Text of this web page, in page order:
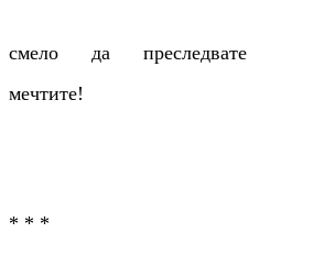
смело да преследвате
мечтите!
* * *